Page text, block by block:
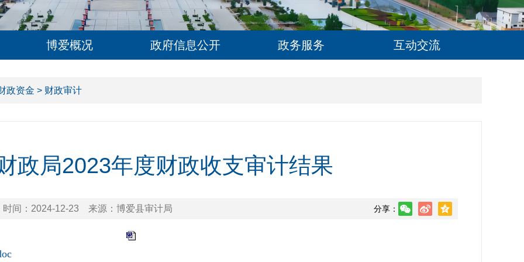
博爱概况 政府信息公开 政务服务 互动交流
政资金 > 财政审计
政局2023年度财政收支审计结果
时间：2024-12-23 来源：博爱县审计局 分享：